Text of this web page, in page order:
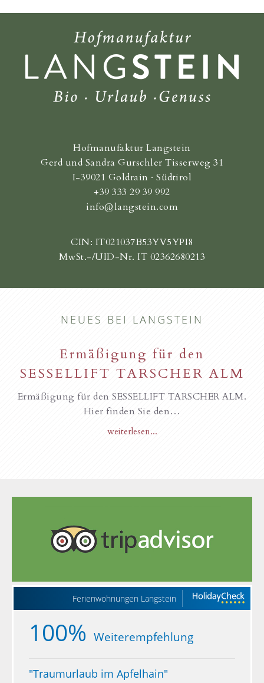
Hofmanufaktur Langstein
Gerd und Sandra Gurschler Tisserweg 31
I-39021 Goldrain · Südtirol
+39 333 29 39 992
info@langstein.com
CIN: IT021037B53YV5YPI8
MwSt.-/UID-Nr. IT 02362680213
NEUES BEI LANGSTEIN
Ermäßigung für den
SESSELLIFT TARSCHER ALM
Ermäßigung für den SESSELLIFT TARSCHER ALM.
Hier finden Sie den…
weiterlesen...
Ferienwohnungen Langstein
100% Weiterempfehlung
"Traumurlaub im Apfelhain"